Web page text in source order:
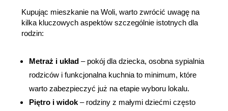
Kupując mieszkanie na Woli, warto zwrócić uwagę na
kilka kluczowych aspektów szczególnie istotnych dla
rodzin:
Metraż i układ – pokój dla dziecka, osobna sypialnia
rodziców i funkcjonalna kuchnia to minimum, które
warto zabezpieczyć już na etapie wyboru lokalu.
Piętro i widok – rodziny z małymi dziećmi często